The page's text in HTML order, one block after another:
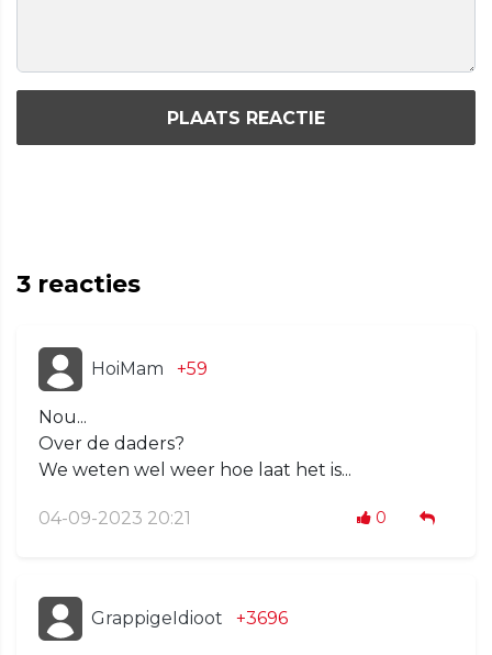
PLAATS REACTIE
3 reacties
HoiMam +59
Nou...
Over de daders?
We weten wel weer hoe laat het is...
04-09-2023 20:21 0
GrappigeIdioot +3696